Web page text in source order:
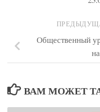
Общественный
ВАМ МОЖЕТ